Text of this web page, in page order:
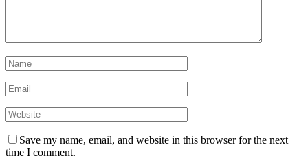
Save my name, email, and website in this browser for the next
time I comment.